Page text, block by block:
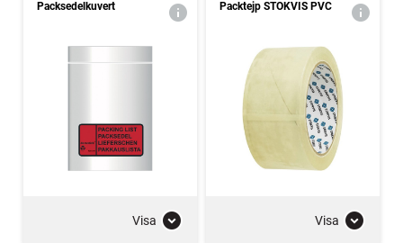
Packsedelkuvert
Visa
Packtejp STOKVIS PVC
Visa